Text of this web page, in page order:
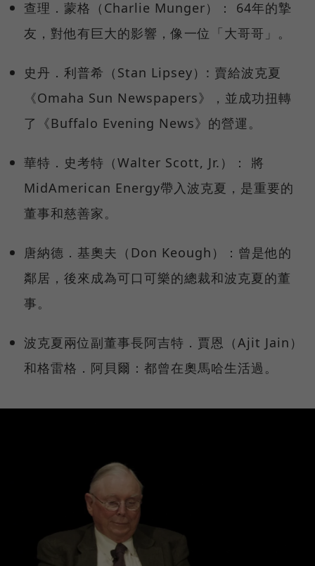
查理．蒙格（Charlie Munger）： 64年的摯
友，對他有巨大的影響，像一位「大哥哥」。
史丹．利普希（Stan Lipsey）: 賣給波克夏
《Omaha Sun Newspapers》，並成功扭轉
了《Buffalo Evening News》的營運。
華特．史考特（Walter Scott, Jr.）： 將
MidAmerican Energy帶入波克夏，是重要的
董事和慈善家。
唐納德．基奧夫（Don Keough）：曾是他的
鄰居，後來成為可口可樂的總裁和波克夏的董
事。
波克夏兩位副董事長阿吉特．賈恩（Ajit Jain）
和格雷格．阿貝爾：都曾在奧馬哈生活過。